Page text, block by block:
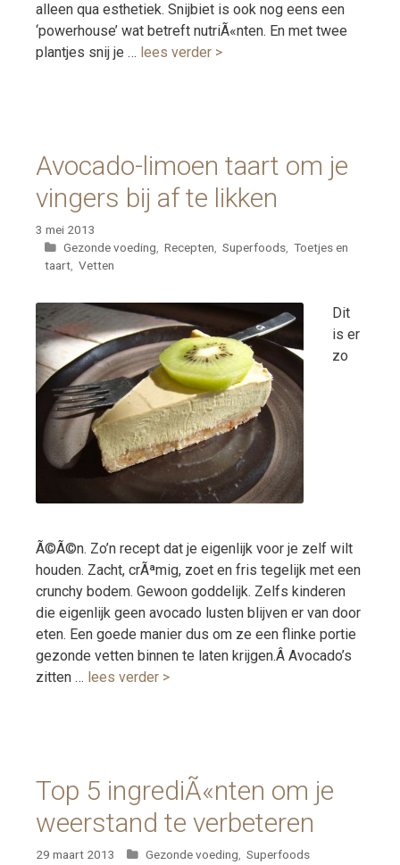
alleen qua esthetiek. Snijbiet is ook nog eens een
‘powerhouse’ wat betreft nutriÃ«nten. En met twee
plantjes snij je … lees verder >
Avocado-limoen taart om je
vingers bij af te likken
3 mei 2013
Categorieën
Gezonde voeding Recepten Superfoods Toetjes en
taart Vetten
Dit
is er
zo
Ã©Ã©n. Zo’n recept dat je eigenlijk voor je zelf wilt
houden. Zacht, crÃªmig, zoet en fris tegelijk met een
crunchy bodem. Gewoon goddelijk. Zelfs kinderen
die eigenlijk geen avocado lusten blijven er van door
eten. Een goede manier dus om ze een flinke portie
gezonde vetten binnen te laten krijgen.Â Avocado’s
zitten … lees verder >
Top 5 ingrediÃ«nten om je
weerstand te verbeteren
29 maart 2013 Categorieën
Gezonde voeding Superfoods